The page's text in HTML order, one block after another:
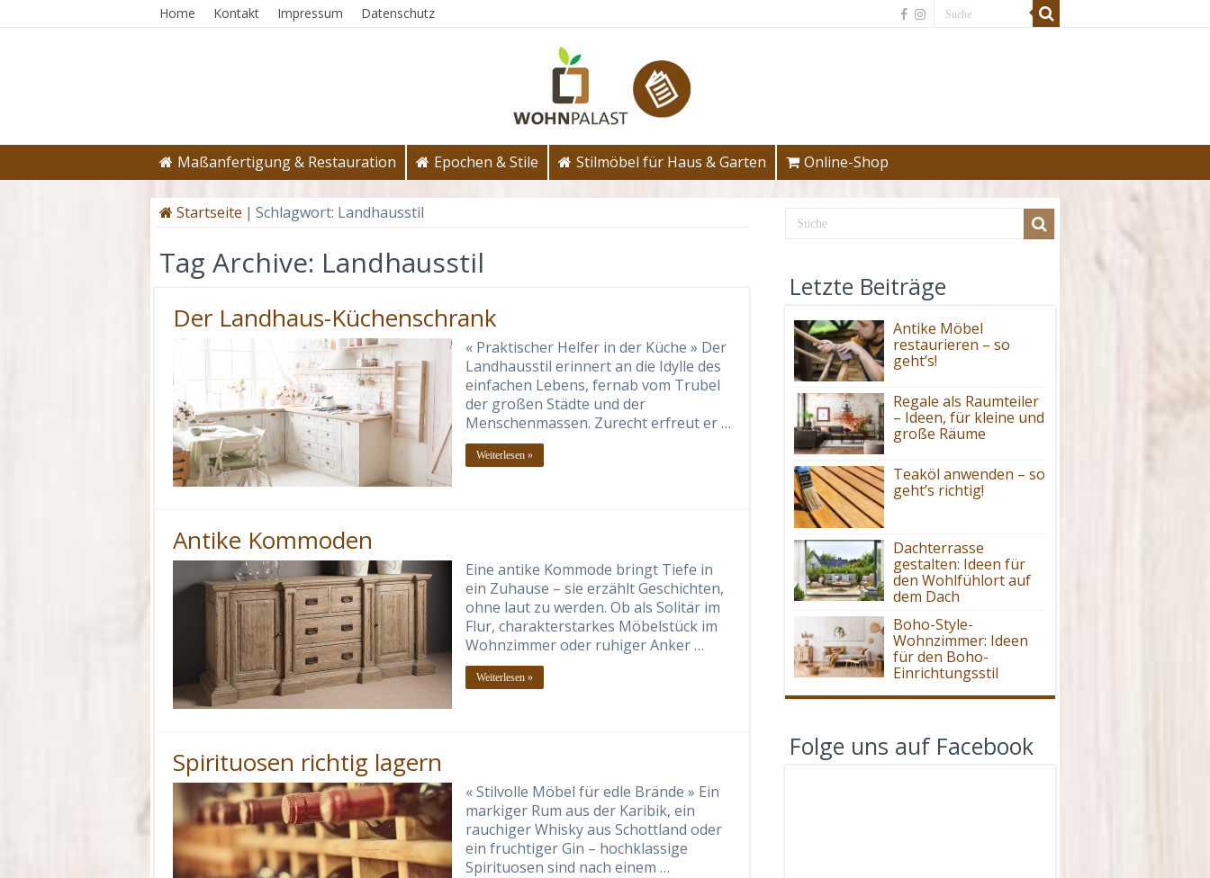
Home Kontakt Impressum Datenschutz
Maßanfertigung & Restauration Epochen & Stile Stilmöbel für Haus & Garten Online-Shop
Startseite | Schlagwort: Landhausstil
Tag Archive: Landhausstil
Der Landhaus-Küchenschrank
« Praktischer Helfer in der Küche » Der
Landhausstil erinnert an die Idylle des
einfachen Lebens, fernab vom Trubel
der großen Städte und der
Menschenmassen. Zurecht erfreut er …
Weiterlesen »
Antike Kommoden
Eine antike Kommode bringt Tiefe in
ein Zuhause – sie erzählt Geschichten,
ohne laut zu werden. Ob als Solitär im
Flur, charakterstarkes Möbelstück im
Wohnzimmer oder ruhiger Anker …
Weiterlesen »
Spirituosen richtig lagern
« Stilvolle Möbel für edle Brände » Ein
markiger Rum aus der Karibik, ein
rauchiger Whisky aus Schottland oder
ein fruchtiger Gin – hochklassige
Spirituosen sind nach einem …
Letzte Beiträge
Antike Möbel
restaurieren – so
geht’s!
Regale als Raumteiler
– Ideen, für kleine und
große Räume
Teaköl anwenden – so
geht’s richtig!
Dachterrasse
gestalten: Ideen für
den Wohlfühlort auf
dem Dach
Boho-Style-
Wohnzimmer: Ideen
für den Boho-
Einrichtungsstil
Folge uns auf Facebook